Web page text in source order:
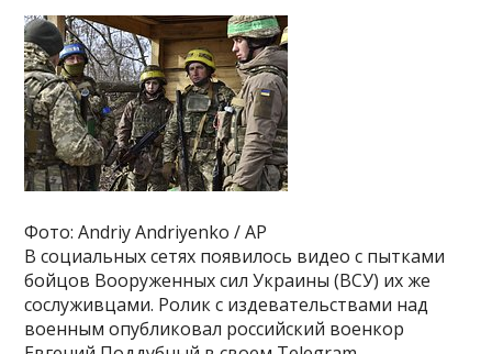
Фото: Andriy Andriyenko / AP
В социальных сетях появилось видео с пытками
бойцов Вооруженных сил Украины (ВСУ) их же
сослуживцами. Ролик с издевательствами над
военным опубликовал российский военкор